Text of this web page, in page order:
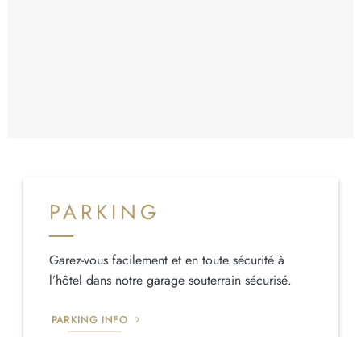
PARKING
Garez-vous facilement et en toute sécurité à
l’hôtel dans notre garage souterrain sécurisé.
PARKING INFO